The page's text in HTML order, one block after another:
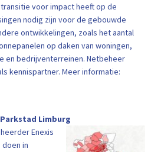
voor impact heeft op de
nodig zijn voor de gebouwde
ere ontwikkelingen, zoals het aantal
op daken van woningen,
en bedrijventerreinen. Netbeheer
kennispartner. Meer informatie:
Limburg
Enexis
in